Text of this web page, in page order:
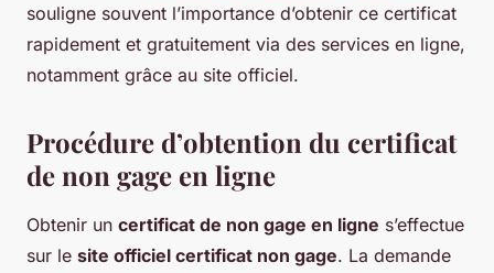
souligne souvent l’importance d’obtenir ce certificat
rapidement et gratuitement via des services en ligne,
notamment grâce au site officiel.
Procédure d’obtention du certificat
de non gage en ligne
Obtenir un certificat de non gage en ligne s’effectue
sur le site officiel certificat non gage. La demande